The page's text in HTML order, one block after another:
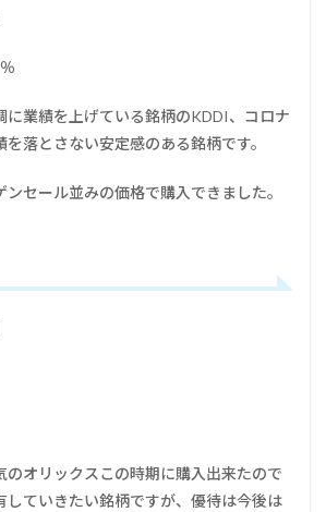
に業績を上げている銘柄のKDDI、コロナ
落とさない安定感のある銘柄です。
ンセール並みの価格で購入できました。
のオリックスこの時期に購入出来たので
していきたい銘柄ですが、優待は今後は